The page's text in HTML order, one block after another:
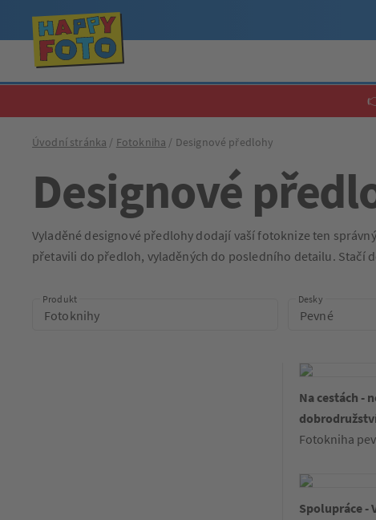
Úvodní stránka Fotokniha Designové předlohy
Designové
Vyladěné designové předlohy dodají vaší fotoknize ten
přetavili do předloh, vyladěných do posledního detailu. Stačí
Produkt Desky
Na cestách -
Fotokniha
Spolupráce -